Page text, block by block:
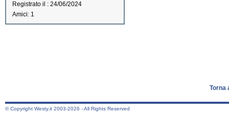
Registrato il : 24/06/2024
Amici: 1
Torna
© Copyright Westy.it 2003-2026 - All Rights Reserved